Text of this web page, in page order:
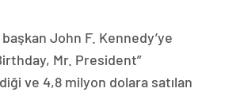
John F. Kennedy’ye
Mr. President”
ve 4,8 milyon dolara satılan